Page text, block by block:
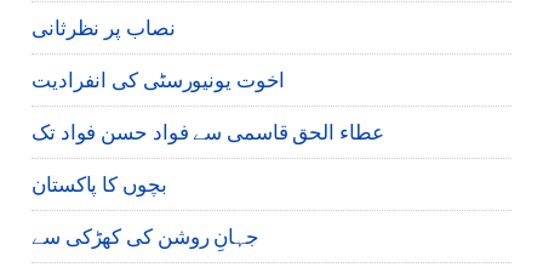
نصاب پر نظرثانی
اخوت یونیورسٹی کی انفرادیت
عطاء الحق قاسمی سے فواد حسن فواد تک
بچوں کا پاکستان
جہانِ روشن کی کھڑکی سے